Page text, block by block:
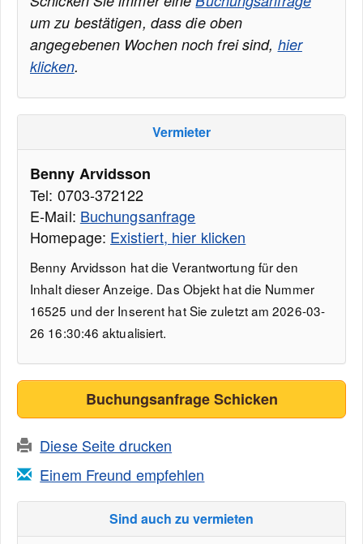
um zu bestätigen, dass die oben
angegebenen Wochen noch frei sind, hier
klicken.
Vermieter
Benny Arvidsson
Tel: 0703-372122
E-Mail: Buchungsanfrage
Homepage: Existiert, hier klicken
Benny Arvidsson hat die Verantwortung für den
Inhalt dieser Anzeige. Das Objekt hat die Nummer
16525 und der Inserent hat Sie zuletzt am 2026-03-
26 16:30:46 aktualisiert.
Buchungsanfrage Schicken
Diese Seite drucken
Einem Freund empfehlen
Sind auch zu vermieten